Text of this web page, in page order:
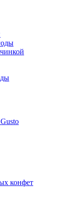
конфет